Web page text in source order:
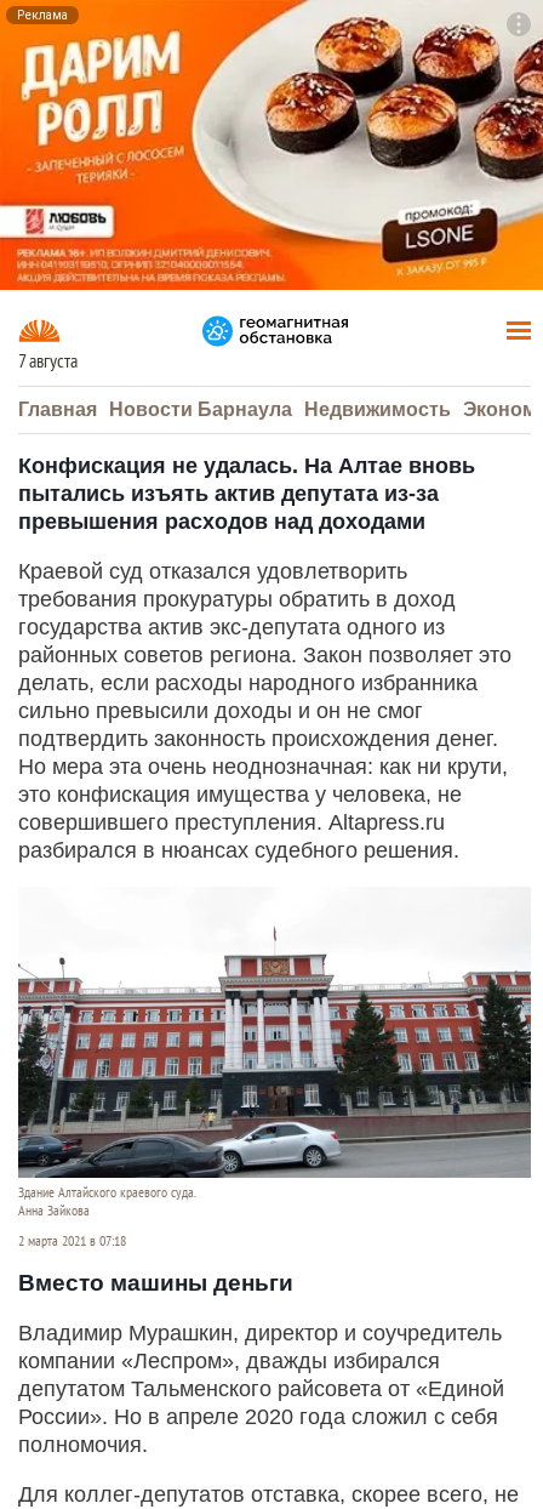
Реклама
7 августа
Главная Новости Барнаула Недвижимость
Конфискация не удалась. На Алтае вновь
пытались изъять актив депутата из-за
превышения расходов над доходами
Краевой суд отказался удовлетворить
требования прокуратуры обратить в доход
государства актив экс-депутата одного из
районных советов региона. Закон позволяет это
делать, если расходы народного избранника
сильно превысили доходы и он не смог
подтвердить законность происхождения денег.
Но мера эта очень неоднозначная: как ни крути,
это конфискация имущества у человека, не
совершившего преступления. Altapress.ru
разбирался в нюансах судебного решения.
Здание Алтайского краевого суда.
Анна Зайкова
2 марта 2021 в 07:18
Вместо машины деньги
Владимир Мурашкин, директор и соучредитель
компании «Леспром», дважды избирался
депутатом Тальменского райсовета от «Единой
России». Но в апреле 2020 года сложил с себя
полномочия.
Для коллег-депутатов отставка, скорее всего, не